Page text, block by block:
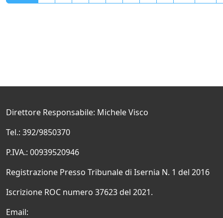
Direttore Responsabile: Michele Visco
Tel.: 392/9850370
P.IVA.: 00939520946
Registrazione Presso Tribunale di Isernia N. 1 del 2016
Iscrizione ROC numero 37623 del 2021.
Email: